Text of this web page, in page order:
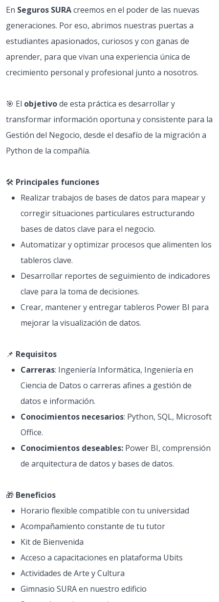
En Seguros SURAcreemos en el poder de las nuevas
generaciones. Por eso, abrimos nuestras puertas a
estudiantes apasionados, curiosos y con ganas de
aprender, para que vivan una experiencia única de
crecimiento personal y profesional junto a nosotros.
🎯 El objetivode esta práctica es desarrollar y
transformar información oportuna y consistente para la
Gestión del Negocio, desde el desafío de la migración a
Python de la compañía.
🛠️ Principales funciones
Realizar trabajos de bases de datos para mapear y
corregir situaciones particulares estructurando
bases de datos clave para el negocio.
Automatizar y optimizar procesos que alimenten los
tableros clave.
Desarrollar reportes de seguimiento de indicadores
clave para la toma de decisiones.
Crear, mantener y entregar tableros Power BI para
mejorar la visualización de datos.
📌 Requisitos
Carreras: Ingeniería Informática, Ingeniería en
Ciencia de Datos o carreras afines a gestión de
datos e información.
Conocimientos necesarios: Python, SQL, Microsoft
Office.
Conocimientos deseables: Power BI, comprensión
de arquitectura de datos y bases de datos.
🎁 Beneficios
Horario flexible compatible con tu universidad
Acompañamiento constante de tu tutor
Kit de Bienvenida
Acceso a capacitaciones en plataforma Ubits
Actividades de Arte y Cultura
Gimnasio SURA en nuestro edificio